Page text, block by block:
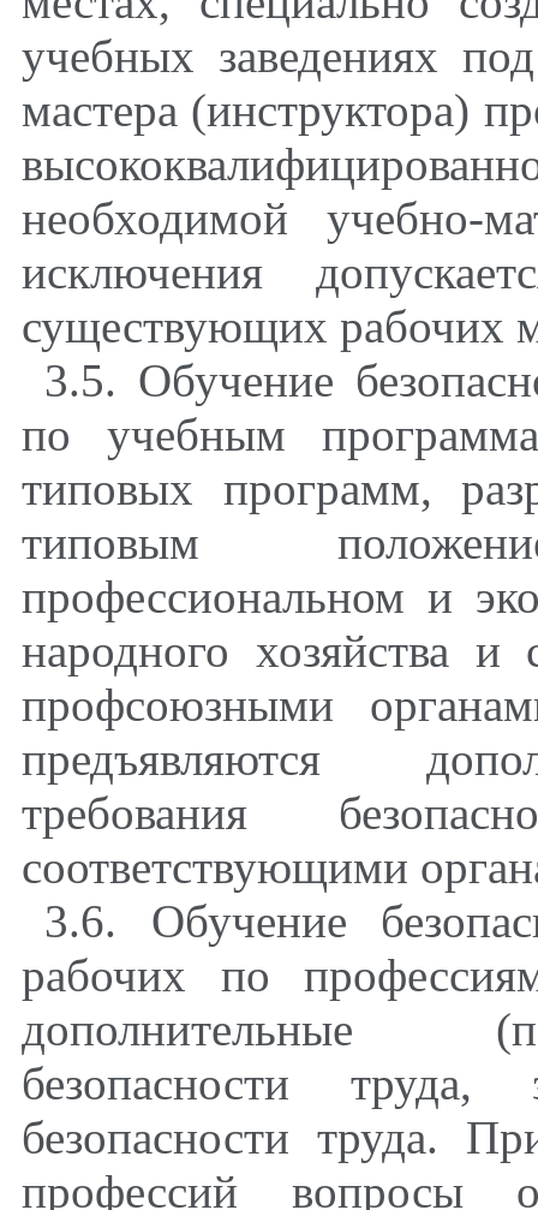
учебных заведениях
мастера (инструктора)
необходимой учебно-
исключения
существующих рабочих
3.5. Обучение
по учебным
типовых программ,
типовым
профессиональном и
народного хозяйства и
профсоюзными
предъявляются
требования
соответствующими
3.6. Обучение
рабочих по
дополнительные
безопасности труда,
безопасности труда.
профессий вопросы